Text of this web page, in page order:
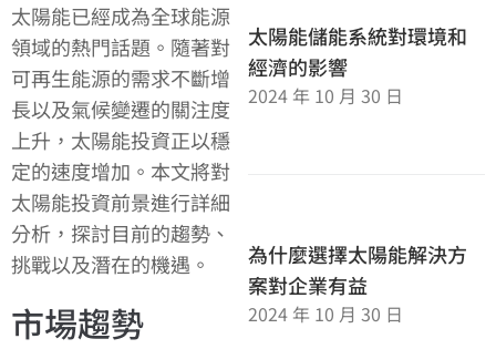
太陽能已經成為全球能源
領域的熱門話題。隨著對
可再生能源的需求不斷增
長以及氣候變遷的關注度
上升，太陽能投資正以穩
定的速度增加。本文將對
太陽能投資前景進行詳細
分析，探討目前的趨勢、
挑戰以及潛在的機遇。
市場趨勢
太陽能儲能系統對環境和
經濟的影響
2024 年 10 月 30 日
為什麼選擇太陽能解決方
案對企業有益
2024 年 10 月 30 日